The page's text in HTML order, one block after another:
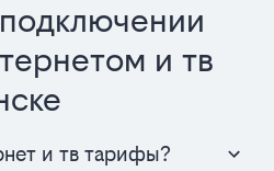
и тв
и тв тарифы?